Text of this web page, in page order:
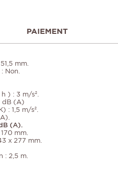
PAIEMENT
mm.
Non.
) : 3 m/s².
dB (A)
: 1,5 m/s².
(A).
mm.
x 277 mm.
: 2,5 m.